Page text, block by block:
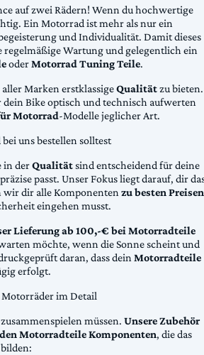
auf zwei Rädern! Wenn du hochwertige
Ein Motorrad ist mehr als nur ein
und Individualität. Damit dieses
Wartung und gelegentlich ein
oderMotorrad Tuning Teile.
Marken erstklassigeQualitätzu bieten.
dein Bike optisch und technisch aufwerten
Motorrad-Modelle jeglicher Art.
uns bestellen solltest
in derQualitätsind entscheidend für deine
passt. Unser Fokus liegt darauf, dir
wir dir alle Komponentenzu besten Preisen
eingehen musst.
Lieferung ab 100,-€ bei Motorradteile
möchte, wenn die Sonne scheint und
daran, dass deinMotorradteile
erfolgt.
im Detail
müssen. Unsere Zubehör
Motorradteile Komponenten, die das